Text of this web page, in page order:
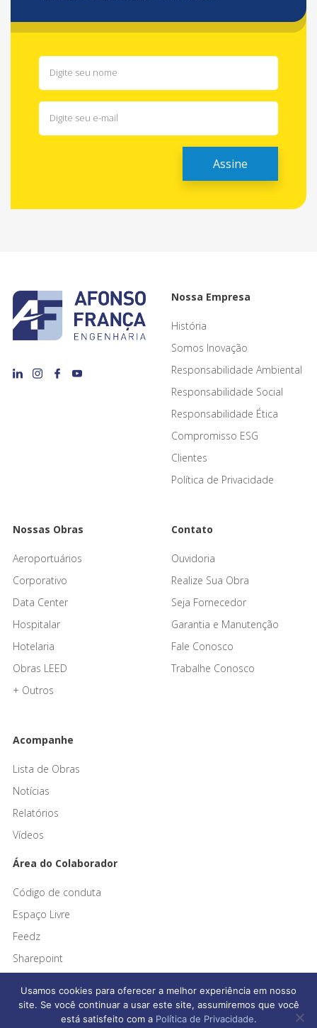
Nossa Empresa
História
Somos Inovação
Responsabilidade Ambiental
Responsabilidade Social
Responsabilidade Ética
Compromisso ESG
Clientes
Política de Privacidade
Nossas Obras
Aeroportuários
Corporativo
Data Center
Hospitalar
Hotelaria
Obras LEED
+ Outros
Contato
Ouvidoria
Realize Sua Obra
Seja Fornecedor
Garantia e Manutenção
Fale Conosco
Trabalhe Conosco
Acompanhe
Lista de Obras
Notícias
Relatórios
Vídeos
Área do Colaborador
Código de conduta
Espaço Livre
Feedz
Sharepoint
Usamos cookies para oferecer a melhor experiência em nosso
site. Se você continuar a usar este site, assumiremos que você
está satisfeito com a Política de Privacidade.